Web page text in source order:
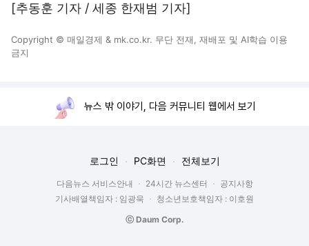
[추동훈 기자 / 세종 한재범 기자]
Copyright © 매일경제 & mk.co.kr. 무단 전재, 재배포 및 AI학습 이용
금지
뉴스 밖 이야기, 다음 커뮤니티 웹에서 보기
로그인 PC화면 전체보기
다음뉴스 서비스안내 24시간 뉴스센터
공지사항
기사배열책임자 : 임광욱
청소년보호책임자 : 이호원
ⓒ Daum Corp.